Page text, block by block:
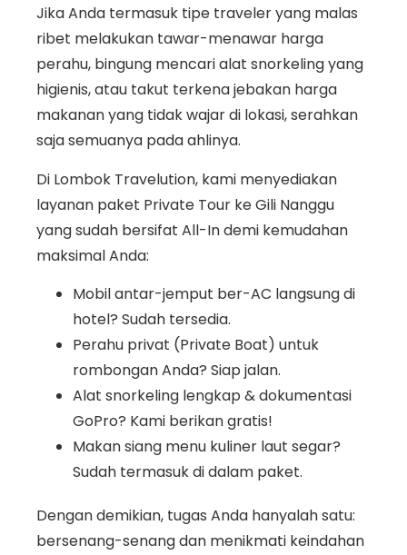
Jika Anda termasuk tipe traveler yang malas
ribet melakukan tawar-menawar harga
perahu, bingung mencari alat snorkeling yang
higienis, atau takut terkena jebakan harga
makanan yang tidak wajar di lokasi, serahkan
saja semuanya pada ahlinya.
Di Lombok Travelution, kami menyediakan
layanan paket Private Tour ke Gili Nanggu
yang sudah bersifat All-In demi kemudahan
maksimal Anda:
Mobil antar-jemput ber-AC langsung di
hotel? Sudah tersedia.
Perahu privat (Private Boat) untuk
rombongan Anda? Siap jalan.
Alat snorkeling lengkap & dokumentasi
GoPro? Kami berikan gratis!
Makan siang menu kuliner laut segar?
Sudah termasuk di dalam paket.
Dengan demikian, tugas Anda hanyalah satu:
bersenang-senang dan menikmati keindahan